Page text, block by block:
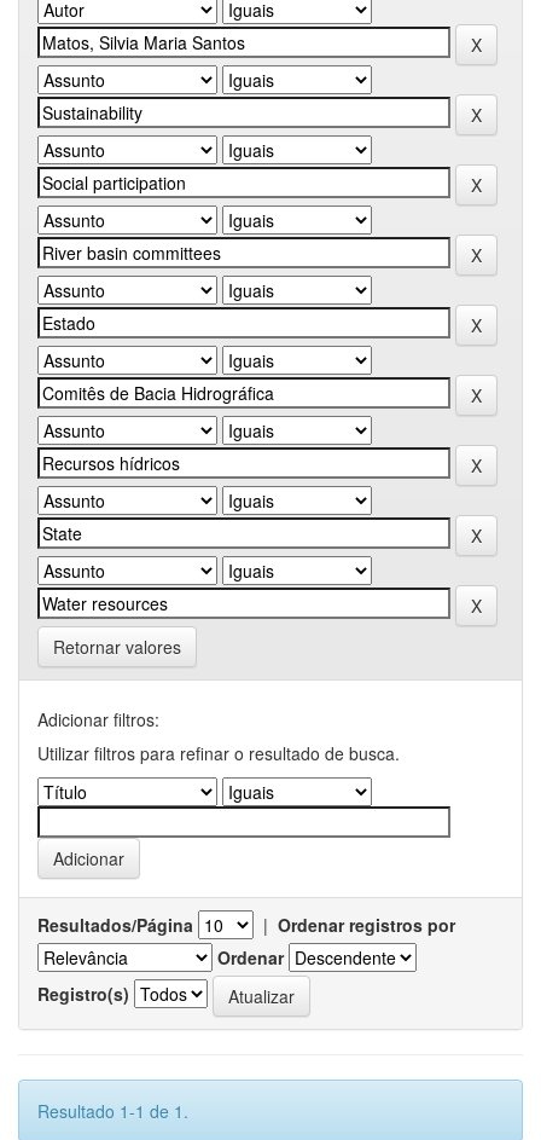
Retornar valores
Adicionar filtros:
Utilizar filtros para refinar o resultado de busca.
Resultados/Página | Ordenar registros por
Ordenar
Registro(s)
Resultado 1-1 de 1.